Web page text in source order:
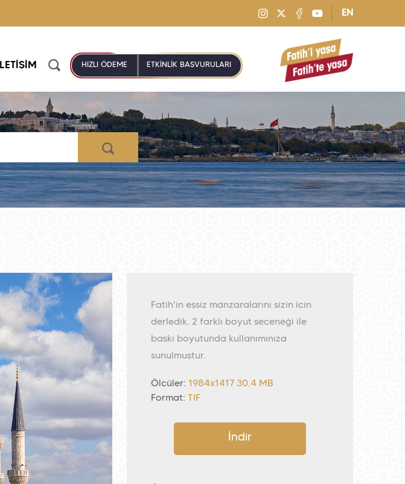
EN
İLETİŞİM HIZLI ÖDEME ETKİNLİK BAŞVURULARI
Fatih'in eşsiz manzaralarını sizin için
derledik. 2 farklı boyut seçeneği ile
baskı boyutunda kullanımınıza
sunulmuştur.
Ölçüler:1984x1417 30.4 MB
Format:
TIF
İndir